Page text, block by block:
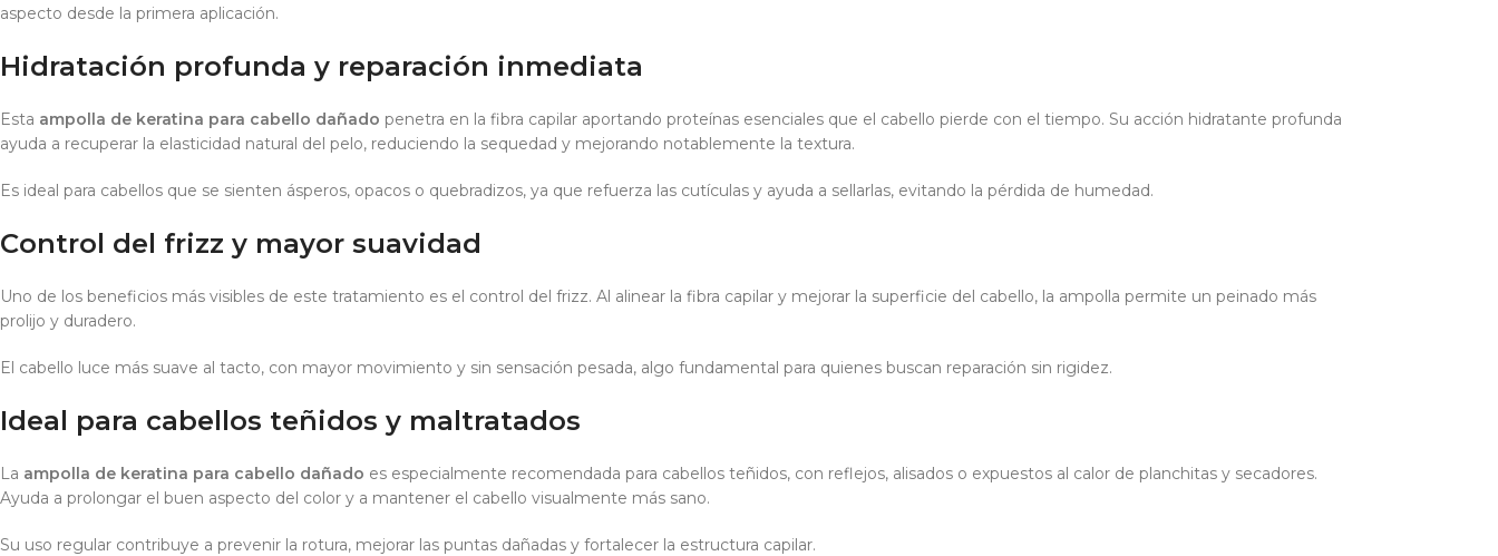
aspecto desde la primera aplicación.
Hidratación profunda y reparación inmediata
Esta ampolla de keratina para cabello dañado penetra en la fibra capilar aportando proteínas esenciales que el cabello pierde con el tiempo. Su acción hidratante profunda
ayuda a recuperar la elasticidad natural del pelo, reduciendo la sequedad y mejorando notablemente la textura.
Es ideal para cabellos que se sienten ásperos, opacos o quebradizos, ya que refuerza las cutículas y ayuda a sellarlas, evitando la pérdida de humedad.
Control del frizz y mayor suavidad
Uno de los beneficios más visibles de este tratamiento es el control del frizz. Al alinear la fibra capilar y mejorar la superficie del cabello, la ampolla permite un peinado más
prolijo y duradero.
El cabello luce más suave al tacto, con mayor movimiento y sin sensación pesada, algo fundamental para quienes buscan reparación sin rigidez.
Ideal para cabellos teñidos y maltratados
La ampolla de keratina para cabello dañado es especialmente recomendada para cabellos teñidos, con reflejos, alisados o expuestos al calor de planchitas y secadores.
Ayuda a prolongar el buen aspecto del color y a mantener el cabello visualmente más sano.
Su uso regular contribuye a prevenir la rotura, mejorar las puntas dañadas y fortalecer la estructura capilar.